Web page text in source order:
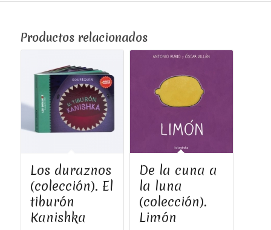
Productos relacionados
Los duraznos
(colección). El
tiburón
Kanishka
De la cuna a
la luna
(colección).
Limón